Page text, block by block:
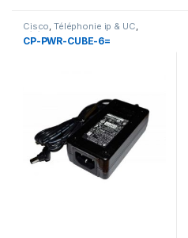
Cisco,Téléphonie ip & UC,
Téléphonie IP et Accessoires
Cisco
CP-PWR-CUBE-6=